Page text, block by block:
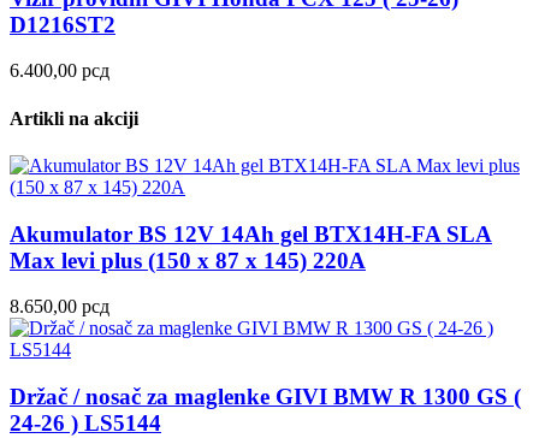
D1216ST2
6.400,00 рсд
Artikli na akciji
Akumulator BS 12V 14Ah gel BTX14H-FA SLA
Max levi plus (150 x 87 x 145) 220A
8.650,00 рсд
Držač / nosač za maglenke GIVI BMW R 1300 GS (
24-26 ) LS5144